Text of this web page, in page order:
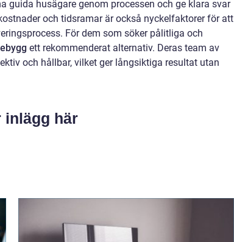
guida husägare genom processen och ge klara svar
och tidsramar är också nyckelfaktorer för att
För dem som söker pålitliga och
ett rekommenderat alternativ. Deras team av
och hållbar, vilket ger långsiktiga resultat utan
inlägg här